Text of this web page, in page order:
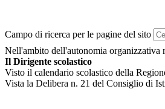
Campo di ricerca per le pagine del sito
Nell'ambito dell'autonomia organizzativa
Il Dirigente scolastico
Visto il calendario scolastico della
Vista la Delibera n. 21 del Consiglio di